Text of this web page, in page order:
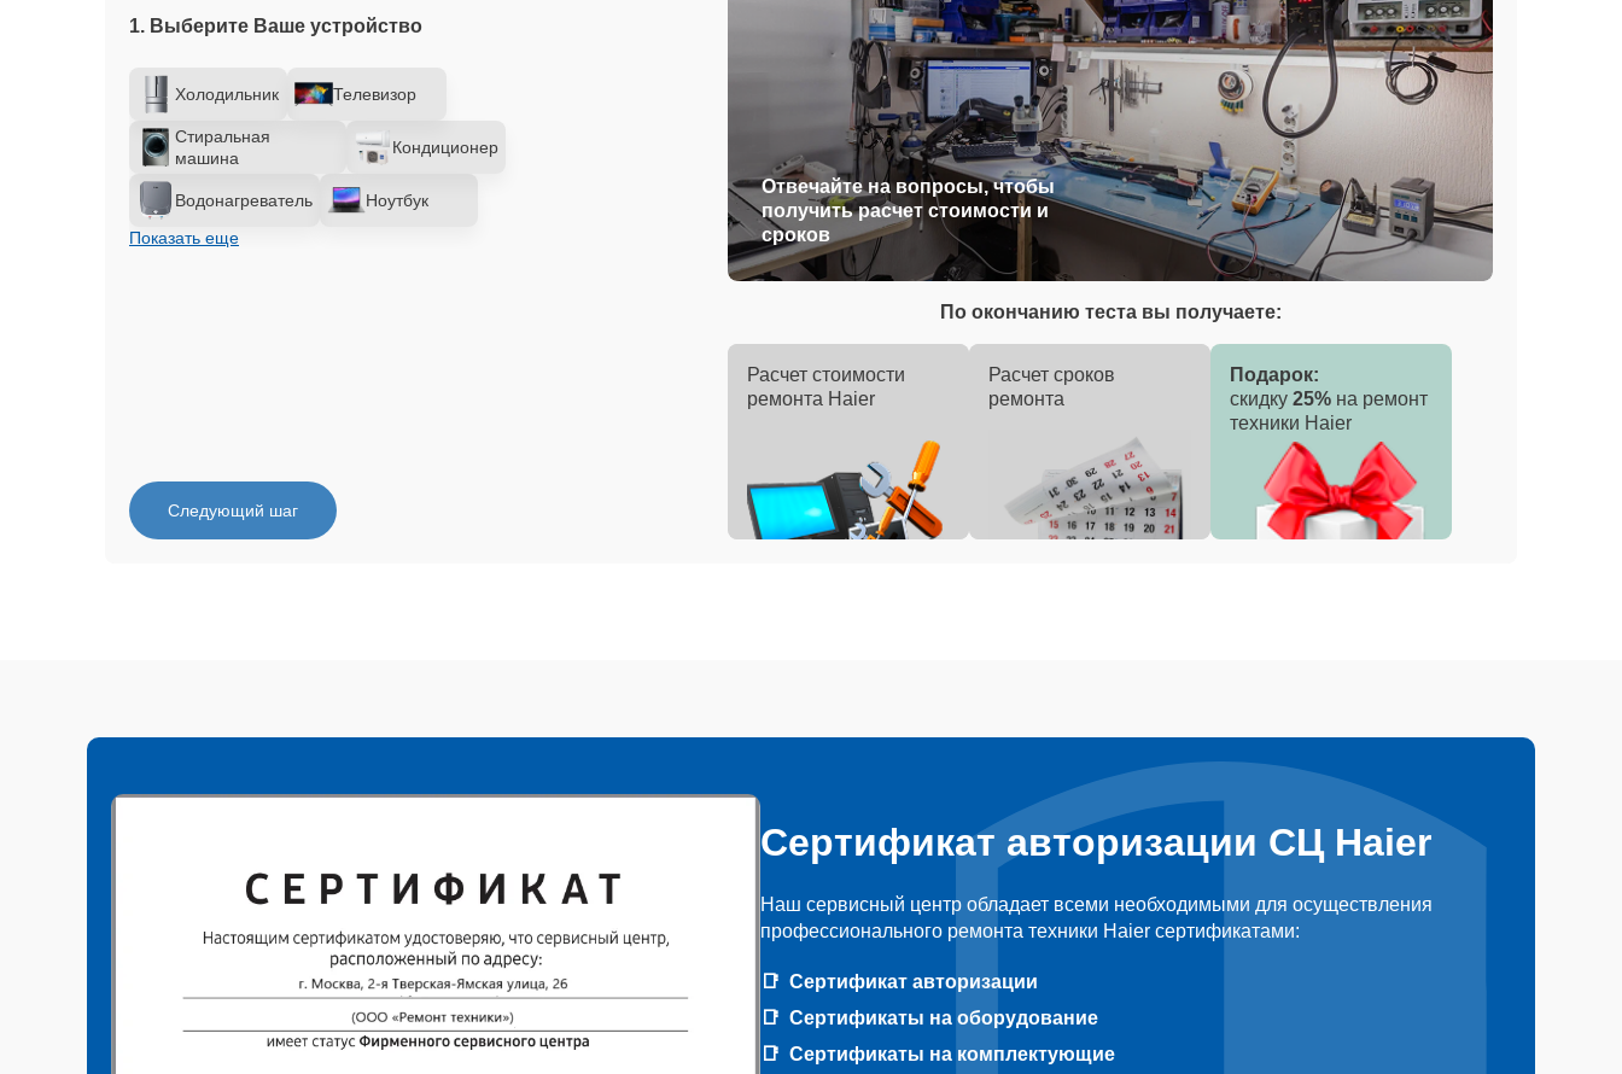
1. Выберите Ваше устройство
Холодильник Телевизор
Стиральная
машина
Кондиционер
Водонагреватель
Ноутбук
Показать еще
Отвечайте на вопросы, чтобы
получить расчет стоимости и
сроков
Следующий шаг
По окончанию теста вы получаете:
Расчет стоимости
ремонта Haier
Расчет сроков
ремонта
Подарок:
скидку 25% на ремонт
техники Haier
Сертификат авторизации СЦ Haier
Наш сервисный центр обладает всеми необходимыми для осуществления
профессионального ремонта техники Haier сертификатами:
Сертификат авторизации
Сертификаты на оборудование
Сертификаты на комплектующие